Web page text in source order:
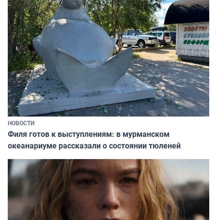
НОВОСТИ
Филя готов к выступлениям: в мурманском
океанариуме рассказали о состоянии тюленей